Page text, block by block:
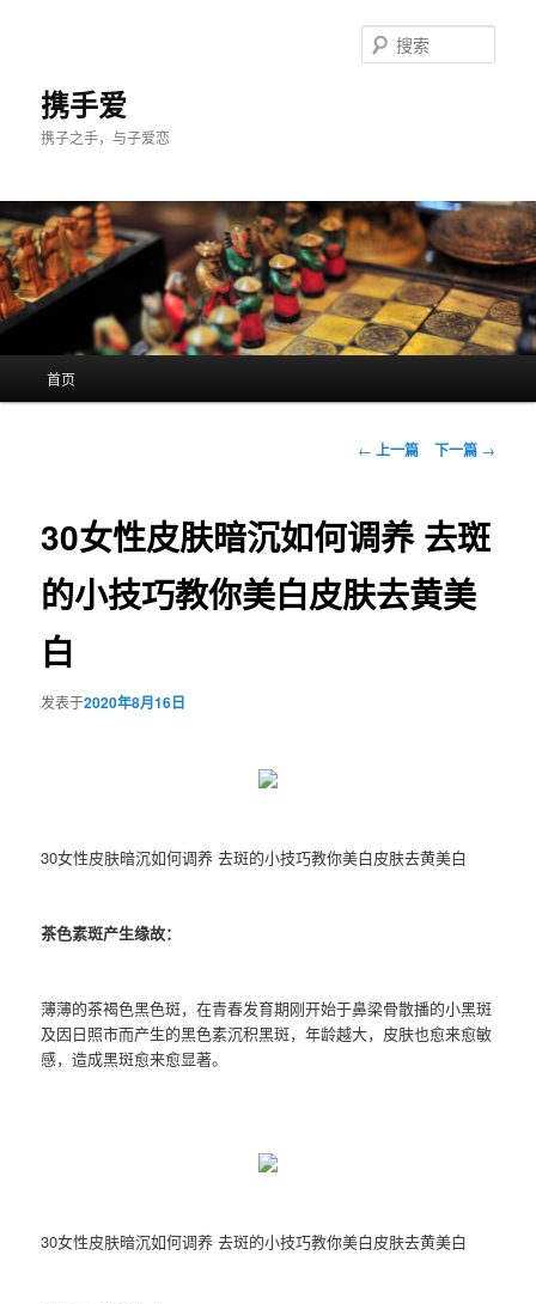
携手爱
携子之手，与子爱恋
索
首页
文
航
← 上一篇 下一篇 →
30女性皮肤暗沉如何调养 去斑
的小技巧教你美白皮肤去黄美
白
发表于2020年8月16日
30女性皮肤暗沉如何调养 去斑的小技巧教你美白皮肤去黄美白
茶色素斑产生缘故：
薄薄的茶褐色黑色斑，在青春发育期刚开始于鼻梁骨散播的小黑斑
及因日照市而产生的黑色素沉积黑斑，年龄越大，皮肤也愈来愈敏
感，造成黑斑愈来愈显著。
30女性皮肤暗沉如何调养 去斑的小技巧教你美白皮肤去黄美白